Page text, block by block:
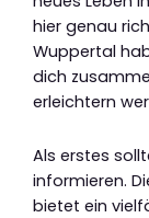
hier genau
Wuppertal
dich
erleichtern
Als erstes
informieren.
bietet ein